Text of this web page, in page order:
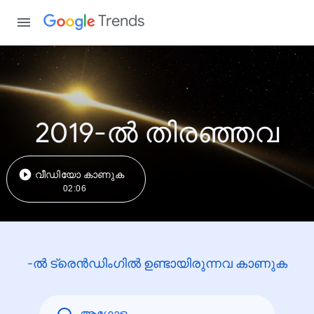
Trends
2019-ൽ തിരഞ്ഞവ
വീഡിയോ കാണുക
02:06
-ൽ ട്രെൻഡിംഗിൽ ഉണ്ടായിരുന്നവ കാണുക